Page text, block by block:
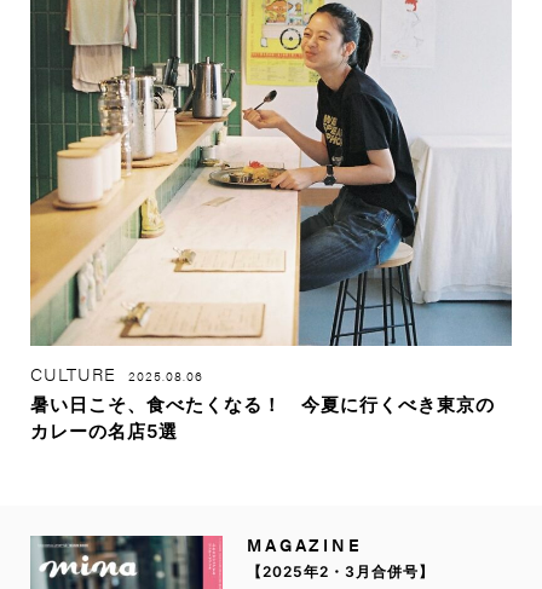
CULTURE 2025.08.06
暑い日こそ、食べたくなる！ 今夏に行くべき東京の
カレーの名店5選
MAGAZINE
【2025年2・3月合併号】